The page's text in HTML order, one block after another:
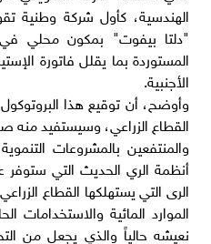
الهندسية، كأول شركة وطنية
"دلتا بيفوت" بمكون محلي في
المستوردة بما يقلل فاتورة
الأجنبية.
وأوضح، أن توقيع هذا
القطاع الزراعي، وسيستفيد منه
والمنتفعين بالمشروعات
الرى التي يستهلكها القطاع
الموارد المائية والاستخدامات
نعيشه حالياً والذي يجعل من